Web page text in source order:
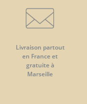
Livraison partout
en France et
gratuite à
Marseille